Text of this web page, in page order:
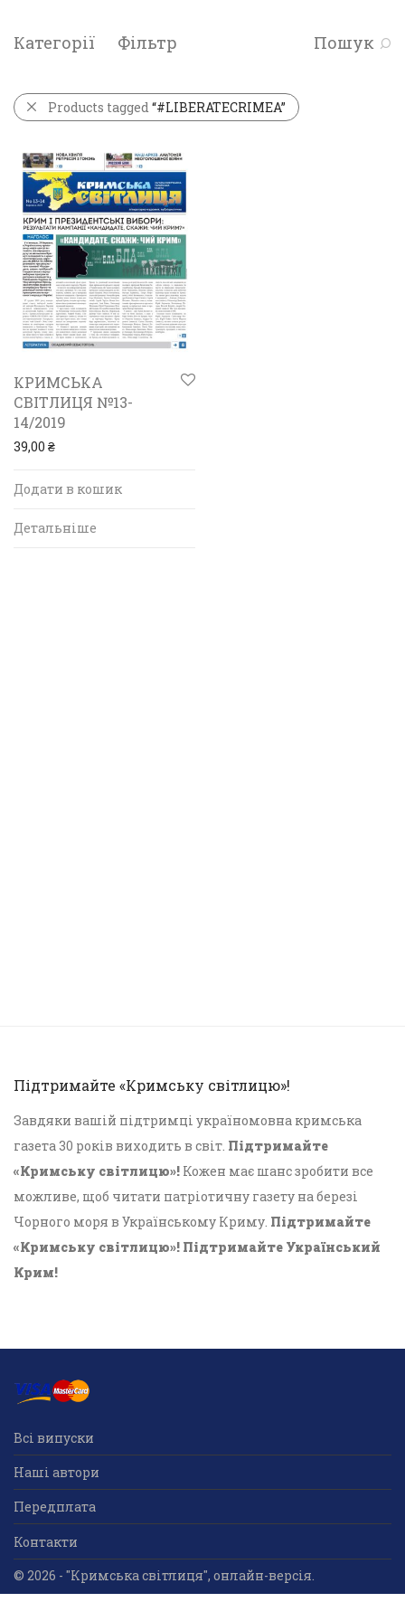
Категорії Фільтр Пошук
Products tagged“#LIBERATECRIMEA”
КРИМСЬКА
СВІТЛИЦЯ №13-
14/2019
39,00 ₴
Додати в кошик
Детальніше
Підтримайте «Кримську світлицю»!
Завдяки вашій підтримці україномовна кримська
газета 30 років виходить в світ. Підтримайте
«Кримську світлицю»! Кожен має шанс зробити все
можливе, щоб читати патріотичну газету на березі
Чорного моря в Українському Криму. Підтримайте
«Кримську світлицю»! Підтримайте Український
Крим!
Всі випуски
Наші автори
Передплата
Контакти
© 2026 - "Кримська світлиця", онлайн-версія.